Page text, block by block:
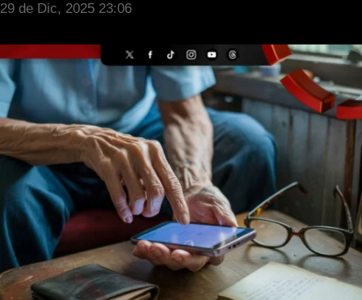
29 de Dic, 2025 23:06